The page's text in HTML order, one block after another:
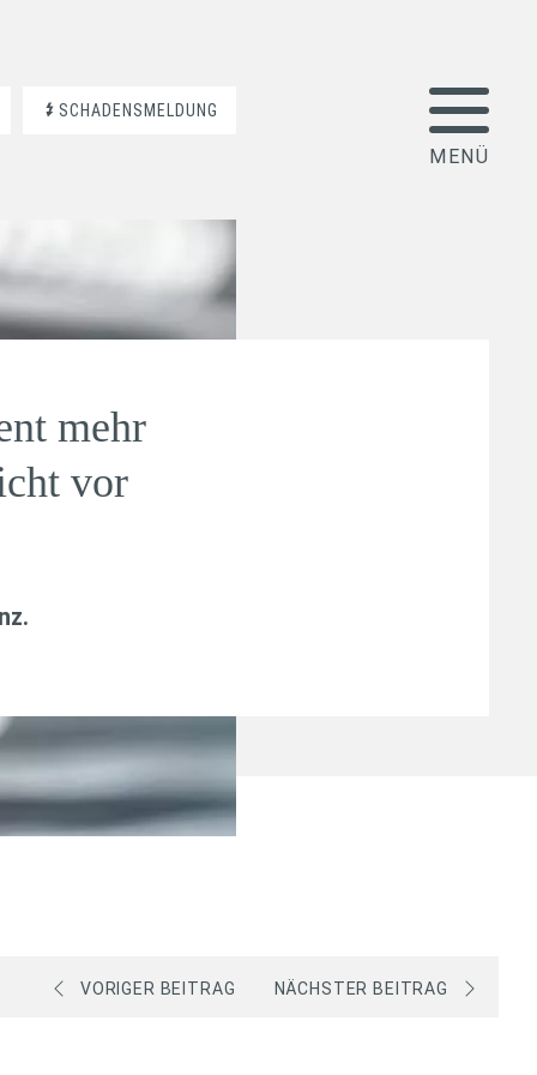
SCHADENSMELDUNG
mehr
vor
.
VORIGER BEITRAG NÄCHSTER BEITRAG